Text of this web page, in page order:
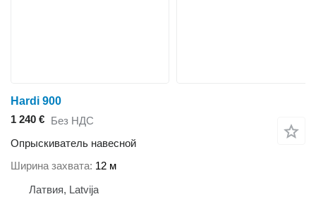
Hardi 900
1 240 € Без НДС
Опрыскиватель навесной
Ширина захвата 12 м
Латвия, Latvija